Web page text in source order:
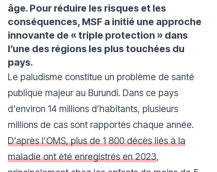
âge. Pour réduire les risques et les
conséquences, MSF a initié une approche
innovante de « triple protection » dans
l’une des régions les plus touchées du
pays.
Le paludisme constitue un problème de santé
publique majeur au Burundi. Dans ce pays
d'environ 14 millions d’habitants, plusieurs
millions de cas sont rapportés chaque année.
D’après l’OMS, plus de 1 800 décès liés à la
maladie ont été enregistrés en 2023,